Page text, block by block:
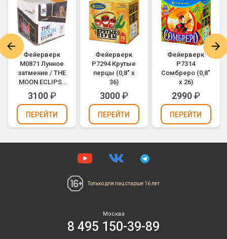
Фейерверк
M0871 Лунное
затмение / THE
MOON ECLIPSE
(0,8" х 36)
3100₽
ПЕРЕЙТИ
Фейерверк
Р7294 Крутые
перцы (0,8" х
36)
3000₽
ПЕРЕЙТИ
Фейерверк
Р7314
Сомбреро (0,8"
х 26)
2990₽
ПЕРЕЙТИ
Только для лиц старше 16 лет
Москва
8 495 150-39-89